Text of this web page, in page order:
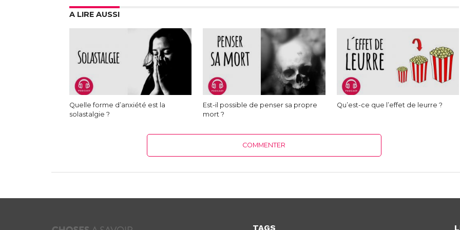
A LIRE AUSSI
Quelle forme d’anxiété est la
solastalgie ?
Est-il possible de penser sa propre
mort ?
Qu’est-ce que l’effet de leurre ?
COMMENTER
TAGS